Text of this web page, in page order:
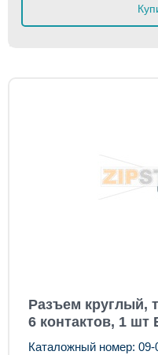
Разъем круглый,
6 контактов, 1 шт
Каталожный номер: 09-